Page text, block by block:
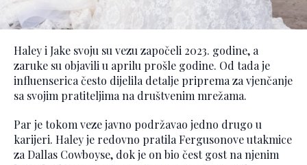
Haley i Jake svoju su vezu započeli 2023. godine, a
zaruke su objavili u aprilu prošle godine. Od tada je
influenserica često dijelila detalje priprema za vjenčanje
sa svojim pratiteljima na društvenim mrežama.
Par je tokom veze javno podržavao jedno drugo u
karijeri. Haley je redovno pratila Fergusonove utakmice
za Dallas Cowboyse, dok je on bio čest gost na njenim